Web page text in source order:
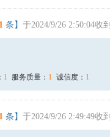
1 条】 于2024/9/26 2:50:04收到
1 服务质量： 1 诚信度： 1
1 条】 于2024/9/26 2:49:49收到